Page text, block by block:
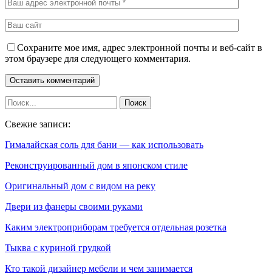
Сохраните мое имя, адрес электронной почты и веб-сайт в
этом браузере для следующего комментария.
Свежие записи:
Гималайская соль для бани — как использовать
Реконструированный дом в японском стиле
Оригинальный дом с видом на реку
Двери из фанеры своими руками
Каким электроприборам требуется отдельная розетка
Тыква с куриной грудкой
Кто такой дизайнер мебели и чем занимается